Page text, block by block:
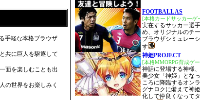
手軽な本格ブラウザ
共に巨人を駆逐して
面を楽しむことも出
の世界をお楽しみく
FOOTBALL AS
[本格カードサッカーゲ
実在するサッカー選
め、オリジナルのチ
ブラウザシミュレー
す
神姫PROJECT
[本格MMORPG育成ゲ
神話に登場する神様
美少女「神姫」とな
ころに降臨するオン
グナロクに備えて神
化して仲良くなって